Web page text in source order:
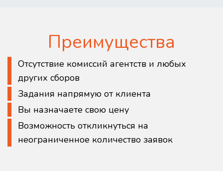
Преимущества
Отсутствие комиссий агентств и любых
других сборов
Задания напрямую от клиента
Вы назначаете свою цену
Возможность откликнуться на
неограниченное количество заявок